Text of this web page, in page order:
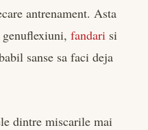
antrenament. Asta
fandari si
sanse sa faci deja
dintre miscarile mai